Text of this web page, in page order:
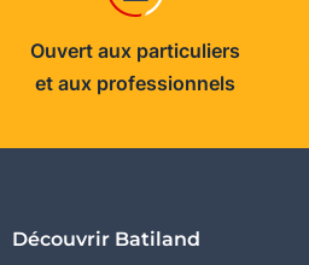
Ouvert aux particuliers
et aux professionnels
Découvrir Batiland